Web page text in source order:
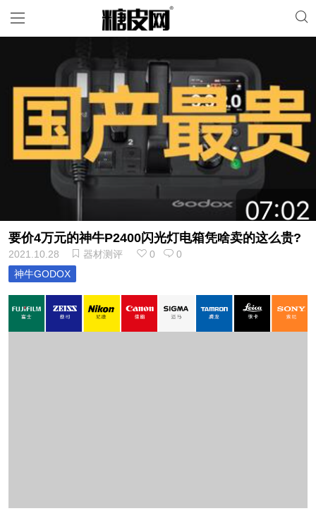
要价4万元的神牛P2400闪光灯电箱凭啥卖的这么贵?
2021.10.28 器材测评 0
0
神牛GODOX